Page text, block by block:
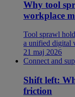
Why tool
workplace
Tool sprawl
a unified digital
21 maj 2026
Connect and
Shift left:
friction